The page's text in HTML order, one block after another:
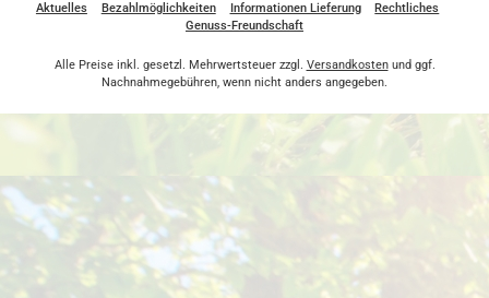
Aktuelles Bezahlmöglichkeiten Informationen Lieferung
Rechtliches
Genuss-Freundschaft
Alle Preise inkl. gesetzl. Mehrwertsteuer zzgl. Versandkostenund ggf.
Nachnahmegebühren, wenn nicht anders angegeben.